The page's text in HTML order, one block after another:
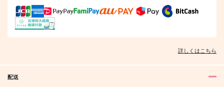
そんなに言うなら抱いてやる ファミレス行こ。 下
オレはお前に推されたい!! 隠れ狼と流され子羊
詳しくはこちら
配送